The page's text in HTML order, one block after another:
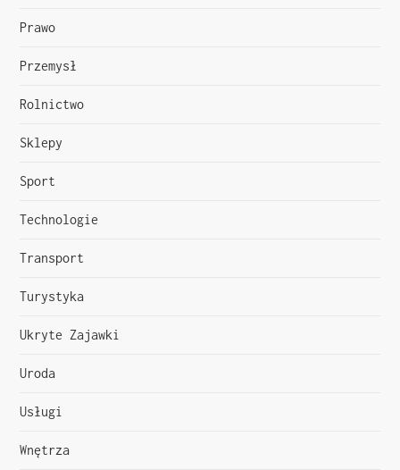
Prawo
Przemysł
Rolnictwo
Sklepy
Sport
Technologie
Transport
Turystyka
Ukryte Zajawki
Uroda
Usługi
Wnętrza